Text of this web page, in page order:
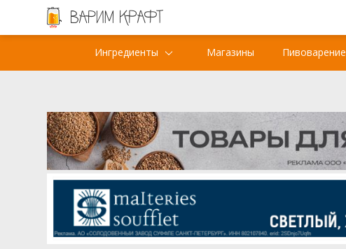
Ингредиенты Магазины Пивоварение